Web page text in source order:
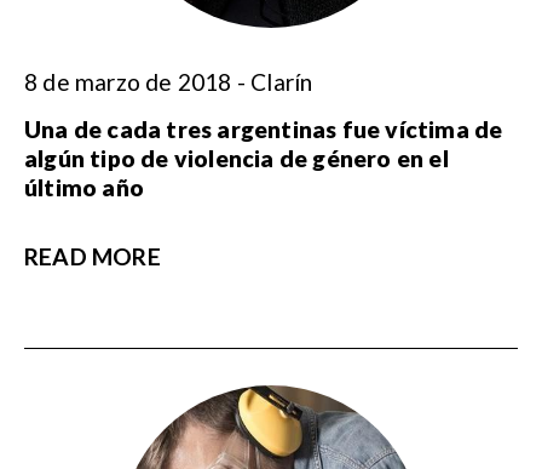
8 de marzo de 2018 - Clarín
Una de cada tres argentinas fue víctima de
algún tipo de violencia de género en el
último año
READ MORE